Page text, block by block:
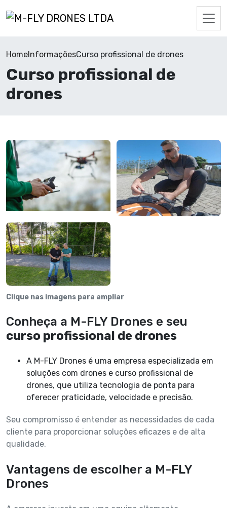
HomeInformaçõesCurso profissional de drones
Curso profissional de
drones
Clique nas imagens para ampliar
Conheça a M-FLY Drones e seu
curso profissional de drones
A M-FLY Drones é uma empresa especializada em
soluções com drones e curso profissional de
drones, que utiliza tecnologia de ponta para
oferecer praticidade, velocidade e precisão.
Seu compromisso é entender as necessidades de cada
cliente para proporcionar soluções eficazes e de alta
qualidade.
Vantagens de escolher a M-FLY
Drones